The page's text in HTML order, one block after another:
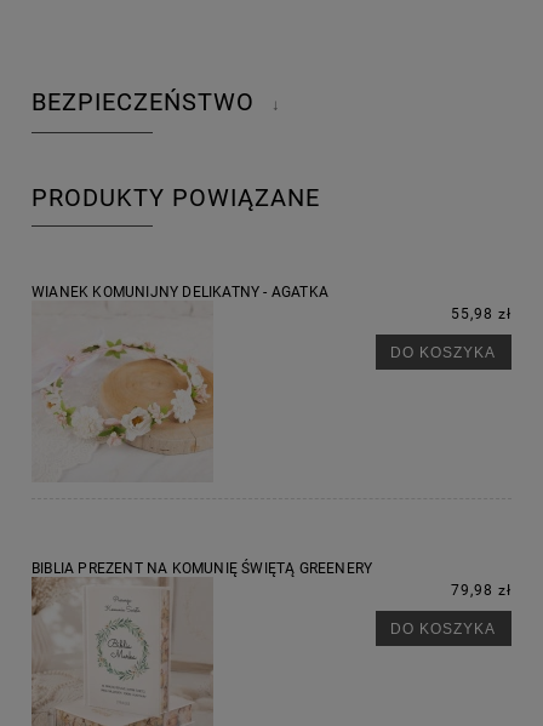
BEZPIECZEŃSTWO ↓
PRODUKTY POWIĄZANE
WIANEK KOMUNIJNY DELIKATNY - AGATKA
55,98 zł
DO KOSZYKA
BIBLIA PREZENT NA KOMUNIĘ ŚWIĘTĄ GREENERY
79,98 zł
DO KOSZYKA